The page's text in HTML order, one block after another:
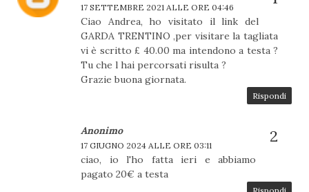
17 SETTEMBRE 2021 ALLE ORE 04:46
Ciao Andrea, ho visitato il link del
GARDA TRENTINO ,per visitare la tagliata
vi è scritto £ 40.00 ma intendono a testa ?
Tu che l hai percorsati risulta ?
Grazie buona giornata.
Rispondi
Anonimo
17 GIUGNO 2024 ALLE ORE 03:11
ciao, io l'ho fatta ieri e abbiamo
pagato 20€ a testa